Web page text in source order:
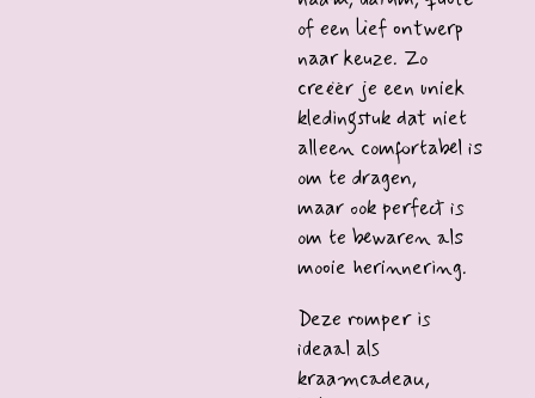
of een lief ontwerp
naar keuze. Zo
creëer je een uniek
kledingstuk dat niet
alleen comfortabel is
om te dragen,
maar ook perfect is
om te bewaren als
mooie herinnering.
Deze romper is
ideaal als
kraamcadeau,